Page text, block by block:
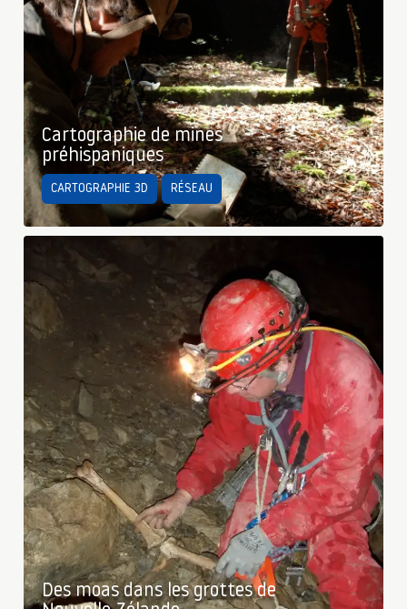
Cartographie de mines
préhispaniques
CARTOGRAPHIE 3D RÉSEAU
Des moas dans les grottes de